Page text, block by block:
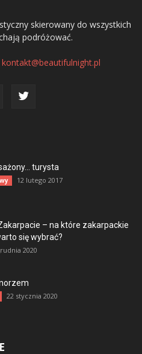
skierowany do wszystkich
podróżować.
kontakt@beautifulnight.pl
turysta
12 lutego 2017
– na które zakarpackie
się wybrać?
2020
22 stycznia 2020